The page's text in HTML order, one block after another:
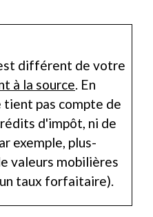
différent de votre
à la source. En
pas compte de
d'impôt, ni de
exemple, plus-
valeurs mobilières
taux forfaitaire).